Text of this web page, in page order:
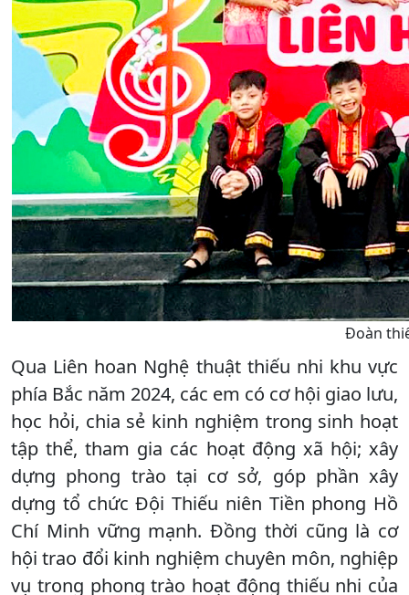
Đoàn
Qua Liên hoan Nghệ thuật thiếu nhi khu vực
phía Bắc năm 2024, các em có cơ hội giao lưu,
học hỏi, chia sẻ kinh nghiệm trong sinh hoạt
tập thể, tham gia các hoạt động xã hội; xây
dựng phong trào tại cơ sở, góp phần xây
dựng tổ chức Đội Thiếu niên Tiền phong Hồ
Chí Minh vững mạnh. Đồng thời cũng là cơ
hội trao đổi kinh nghiệm chuyên môn, nghiệp
vụ trong phong trào hoạt động thiếu nhi của